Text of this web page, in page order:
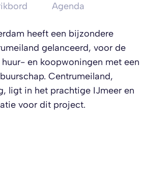
Agenda
heeft een bijzondere
gelanceerd, voor de
huur- en koopwoningen met een
Centrumeiland,
ligt in het prachtige IJmeer en
voor dit project.